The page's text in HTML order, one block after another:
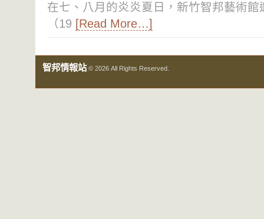
在七、八月的炎炎夏日，新竹智邦藝術
（19 [Read More…]
智邦情報站© 2026 All Rights Reserved.